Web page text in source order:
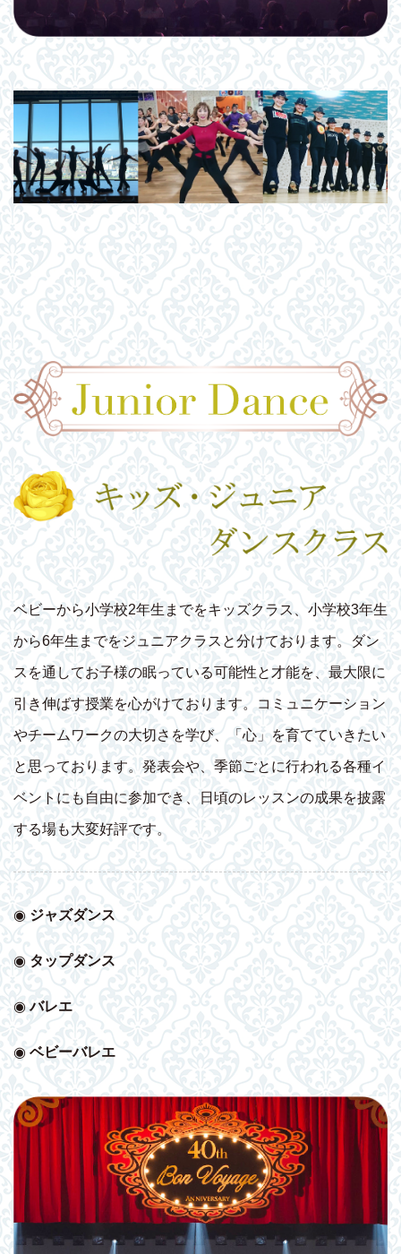
ベビーから小学校2年生までをキッズクラス、小学校3年生
から6年生までをジュニアクラスと分けております。ダン
スを通してお子様の眠っている可能性と才能を、最大限に
引き伸ばす授業を心がけております。コミュニケーション
やチームワークの大切さを学び、「心」を育てていきたい
と思っております。発表会や、季節ごとに行われる各種イ
ベントにも自由に参加でき、日頃のレッスンの成果を披露
する場も大変好評です。
◉ ジャズダンス
◉ タップダンス
◉バレエ
◉ベビーバレエ